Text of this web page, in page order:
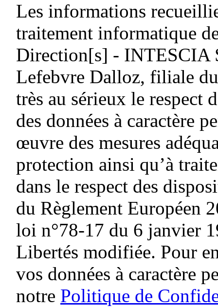
Les informations
traitement informatique
Direction[s] - INTESCIA
Lefebvre Dalloz, filiale
très au sérieux le respect
des données à caractère
œuvre des mesures
protection ainsi qu’à
dans le respect des
du Règlement Européen
loi n°78-17 du 6 janvier
Libertés modifiée. Pour
vos données à caractère
notre Politique de